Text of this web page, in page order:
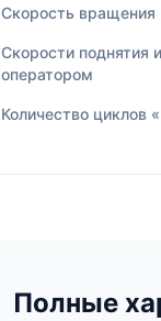
Скорость вращения
Скорости поднятия
оператором
Количество циклов
Полные